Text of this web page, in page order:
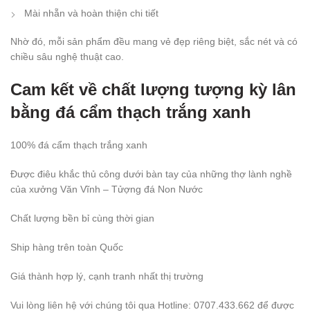
Mài nhẵn và hoàn thiện chi tiết
Nhờ đó, mỗi sản phẩm đều mang vẻ đẹp riêng biệt, sắc nét và có
chiều sâu nghệ thuật cao.
Cam kết về chất lượng tượng kỳ lân
bằng đá cẩm thạch trắng xanh
100% đá cẩm thạch trắng xanh
Được điêu khắc thủ công dưới bàn tay của những thợ lành nghề
của xưởng Văn Vĩnh – Tửợng đá Non Nước
Chất lượng bền bỉ cùng thời gian
Ship hàng trên toàn Quốc
Giá thành hợp lý, cạnh tranh nhất thị trường
Vui lòng liên hệ với chúng tôi qua Hotline: 0707.433.662 để được